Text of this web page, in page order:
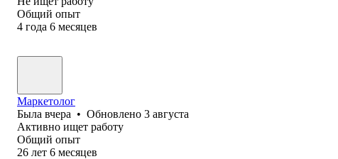
Общий опыт
4 года 6 месяцев
Маркетолог
Была вчера • Обновлено 3 августа
Активно ищет работу
Общий опыт
26 лет 6 месяцев